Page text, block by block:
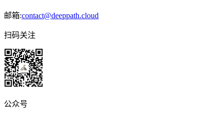
邮箱:contact@deeppath.cloud
扫码关注
公众号